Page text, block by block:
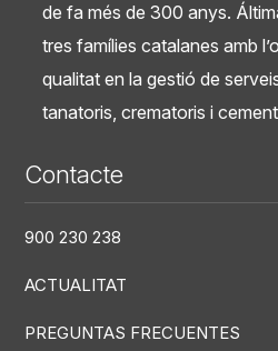
de fa més de 300 anys.
tres famílies catalanes amb
qualitat en la gestió de
tanatoris, crematoris i
Contacte
900 230 238
ACTUALITAT
PREGUNTAS FRECUENTES